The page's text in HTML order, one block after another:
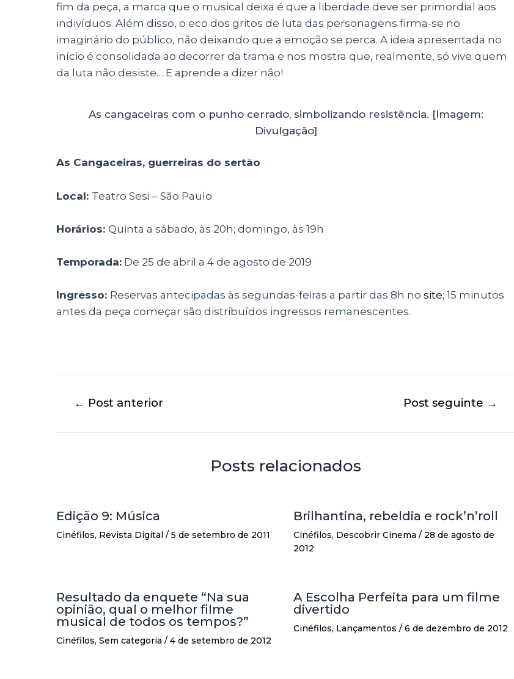
fim da peça, a marca que o musical deixa é que a liberdade deve ser primordial aos
indivíduos. Além disso, o eco dos gritos de luta das personagens firma-se no
imaginário do público, não deixando que a emoção se perca. A ideia apresentada no
início é consolidada ao decorrer da trama e nos mostra que, realmente, só vive quem
da luta não desiste… E aprende a dizer não!
As cangaceiras com o punho cerrado, simbolizando resistência. [Imagem:
Divulgação]
As Cangaceiras, guerreiras do sertão
Local: Teatro Sesi – São Paulo
Horários: Quinta a sábado, às 20h; domingo, às 19h
Temporada: De 25 de abril a 4 de agosto de 2019
Ingresso: Reservas antecipadas às segundas-feiras a partir das 8h no site; 15 minutos
antes da peça começar são distribuídos ingressos remanescentes.
← Post anterior Post seguinte →
Posts relacionados
Edição 9: Música
Cinéfilos, Revista Digital / 5 de setembro de 2011
Brilhantina, rebeldia e rock’n’roll
Cinéfilos, Descobrir Cinema / 28 de agosto de
2012
Resultado da enquete “Na sua
opinião, qual o melhor filme
musical de todos os tempos?”
Cinéfilos, Sem categoria / 4 de setembro de 2012
A Escolha Perfeita para um filme
divertido
Cinéfilos, Lançamentos / 6 de dezembro de 2012